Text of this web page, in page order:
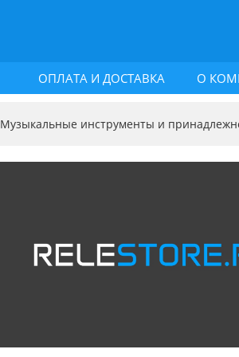
ОПЛАТА И ДОСТАВКА О
Музыкальные инструменты и